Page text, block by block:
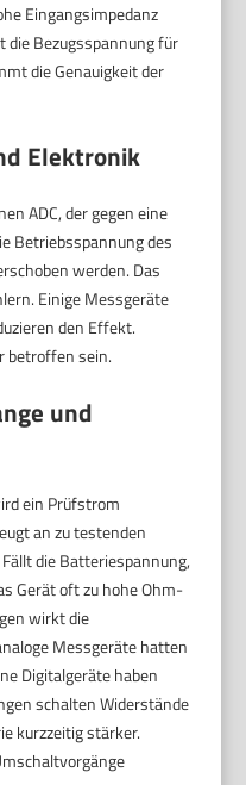
Eingangsimpedanz
die Bezugsspannung für
die Genauigkeit der
Elektronik
ADC, der gegen eine
Betriebsspannung des
werden. Das
Einige Messgeräte
den Effekt.
betroffen sein.
und
ein Prüfstrom
an zu testenden
die Batteriespannung,
Gerät oft zu hohe Ohm-
wirkt die
Messgeräte hatten
Digitalgeräte haben
schalten Widerstände
kurzzeitig stärker.